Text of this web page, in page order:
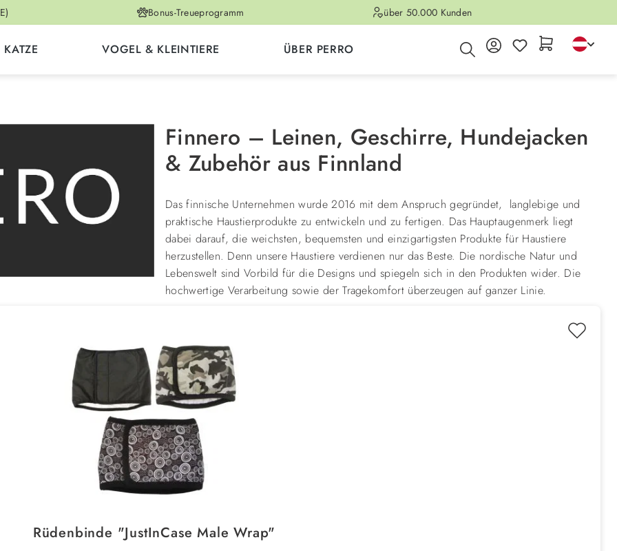
Bonus-Treueprogramm über 50.000 Kunden
KATZE VOGEL & KLEINTIERE ÜBER PERRO
Finnero – Leinen, Geschirre, Hundejacken
& Zubehör aus Finnland
Das finnische Unternehmen wurde 2016 mit dem Anspruch gegründet, langlebige und
praktische Haustierprodukte zu entwickeln und zu fertigen. Das Hauptaugenmerk liegt
dabei darauf, die weichsten, bequemsten und einzigartigsten Produkte für Haustiere
herzustellen. Denn unsere Haustiere verdienen nur das Beste. Die nordische Natur und
Lebenswelt sind Vorbild für die Designs und spiegeln sich in den Produkten wider. Die
hochwertige Verarbeitung sowie der Tragekomfort überzeugen auf ganzer Linie.
Rüdenbinde "JustInCase Male Wrap"